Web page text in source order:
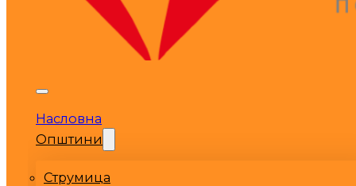
Насловна
Општини
Струмица